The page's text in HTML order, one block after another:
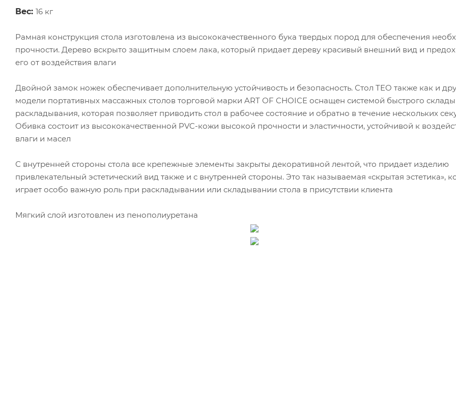
Вес: 16 кг
Рамная конструкция стола изготовлена из высококачественного бука твердых пород для обеспечения
прочности. Дерево вскрыто защитным слоем лака, который придает дереву красивый внешний вид и
его от воздействия влаги
Двойной замок ножек обеспечивает дополнительную устойчивость и безопасность. Стол TEO также как и
модели портативных массажных столов торговой марки ART OF CHOICE оснащен системой быстрого
раскладывания, которая позволяет приводить стол в рабочее состояние и обратно в течение нескольких
Обивка состоит из высококачественной PVC-кожи высокой прочности и эластичности, устойчивой к
влаги и масел
С внутренней стороны стола все крепежные элементы закрыты декоративной лентой, что придает изделию
привлекательный эстетический вид также и с внутренней стороны. Это так называемая «скрытая эстетика»,
играет особо важную роль при раскладывании или складывании стола в присутствии клиента
Мягкий слой изготовлен из пенополиуретана